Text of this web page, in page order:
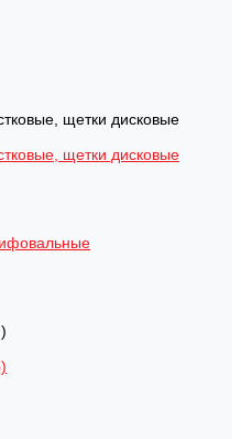
щетки дисковые
щетки дисковые